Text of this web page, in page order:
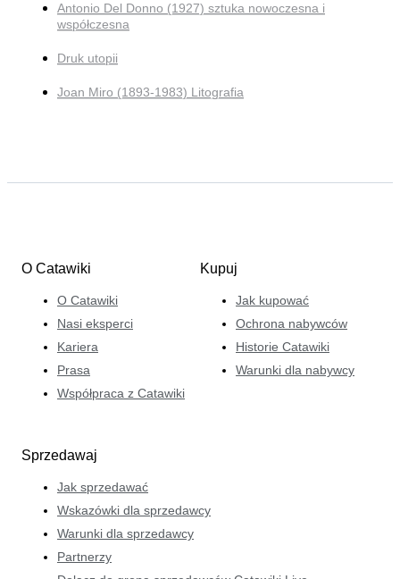
Antonio Del Donno (1927) sztuka nowoczesna i
współczesna
Druk utopii
Joan Miro (1893-1983) Litografia
O Catawiki
O Catawiki
Nasi eksperci
Kariera
Prasa
Współpraca z Catawiki
Kupuj
Jak kupować
Ochrona nabywców
Historie Catawiki
Warunki dla nabywcy
Sprzedawaj
Jak sprzedawać
Wskazówki dla sprzedawcy
Warunki dla sprzedawcy
Partnerzy